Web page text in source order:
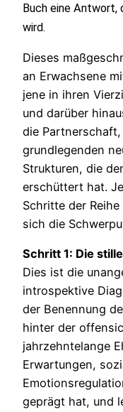
Buch eine Antwort,
wird.
Dieses
an Erwachsene
jene in ihren
und darüber
die
grundlegenden
Strukturen, die
erschüttert hat.
Schritte der
sich die
Schritt 1: Die
Dies ist die
introspektive
der Benennung
hinter der
jahrzehntelange
Erwartungen,
geprägt hat, und